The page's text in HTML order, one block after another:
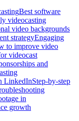
Best software
videocasting
video backgrounds
strategyEngaging
to improve video
videocast
and
LinkedInStep-by-step
in
growth